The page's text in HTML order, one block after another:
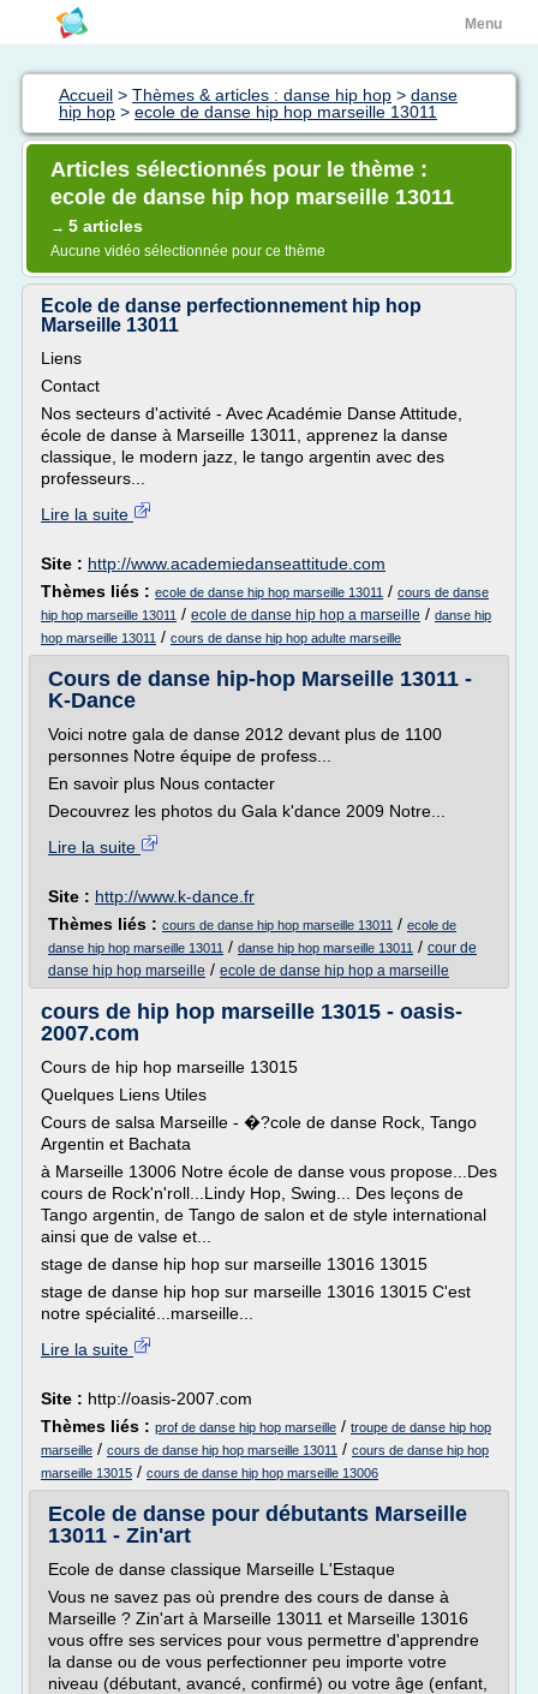
Menu
Accueil > Thèmes & articles : danse hip hop > danse
hip hop > ecole de danse hip hop marseille 13011
Articles sélectionnés pour le thème :
ecole de danse hip hop marseille 13011
→ 5 articles
Aucune vidéo sélectionnée pour ce thème
Ecole de danse perfectionnement hip hop
Marseille 13011
Liens
Contact
Nos secteurs d'activité - Avec Académie Danse Attitude,
école de danse à Marseille 13011, apprenez la danse
classique, le modern jazz, le tango argentin avec des
professeurs...
Lire la suite
Site : http://www.academiedanseattitude.com
Thèmes liés : ecole de danse hip hop marseille 13011 / cours de danse
hip hop marseille 13011 / ecole de danse hip hop a marseille / danse hip
hop marseille 13011 / cours de danse hip hop adulte marseille
Cours de danse hip-hop Marseille 13011 -
K-Dance
Voici notre gala de danse 2012 devant plus de 1100
personnes Notre équipe de profess...
En savoir plus Nous contacter
Decouvrez les photos du Gala k'dance 2009 Notre...
Lire la suite
Site : http://www.k-dance.fr
Thèmes liés : cours de danse hip hop marseille 13011 / ecole de
danse hip hop marseille 13011 / danse hip hop marseille 13011 / cour de
danse hip hop marseille / ecole de danse hip hop a marseille
cours de hip hop marseille 13015 - oasis-
2007.com
Cours de hip hop marseille 13015
Quelques Liens Utiles
Cours de salsa Marseille - �?cole de danse Rock, Tango
Argentin et Bachata
à Marseille 13006 Notre école de danse vous propose...Des
cours de Rock'n'roll...Lindy Hop, Swing... Des leçons de
Tango argentin, de Tango de salon et de style international
ainsi que de valse et...
stage de danse hip hop sur marseille 13016 13015
stage de danse hip hop sur marseille 13016 13015 C'est
notre spécialité...marseille...
Lire la suite
Site : http://oasis-2007.com
Thèmes liés : prof de danse hip hop marseille / troupe de danse hip hop
marseille / cours de danse hip hop marseille 13011 / cours de danse hip hop
marseille 13015 / cours de danse hip hop marseille 13006
Ecole de danse pour débutants Marseille
13011 - Zin'art
Ecole de danse classique Marseille L'Estaque
Vous ne savez pas où prendre des cours de danse à
Marseille ? Zin'art à Marseille 13011 et Marseille 13016
vous offre ses services pour vous permettre d'apprendre
la danse ou de vous perfectionner peu importe votre
niveau (débutant, avancé, confirmé) ou votre âge (enfant,